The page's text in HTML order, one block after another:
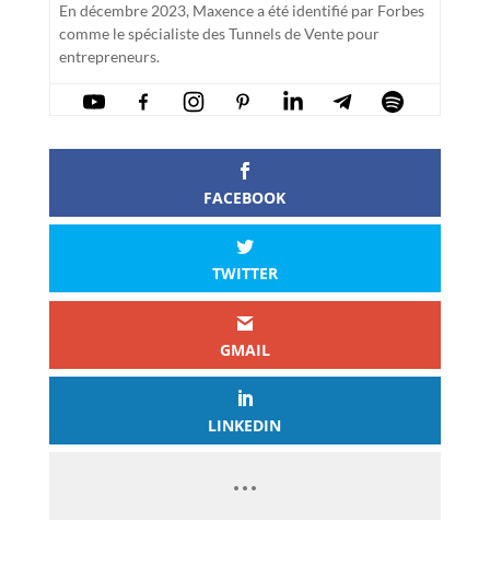
En décembre 2023, Maxence a été identifié par Forbes
comme le spécialiste des Tunnels de Vente pour
entrepreneurs.
FACEBOOK
TWITTER
GMAIL
LINKEDIN